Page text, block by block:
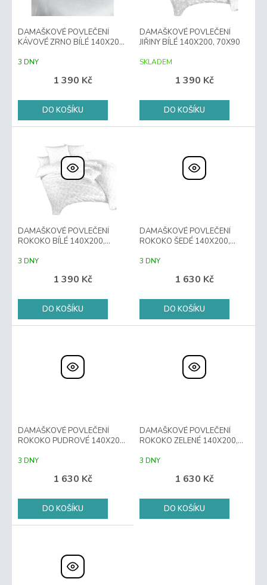
o
d
u
ů
DAMAŠKOVÉ POVLEČENÍ
KÁVOVÉ ZRNO BÍLÉ 140X200,
3 DNY
1 390 Kč
DO KOŠÍKU
DAMAŠKOVÉ POVLEČENÍ
JIŘINY BÍLÉ 140X200, 70X90
SKLADEM
1 390 Kč
DO KOŠÍKU
DAMAŠKOVÉ POVLEČENÍ
ROKOKO BÍLÉ 140X200,
3 DNY
1 390 Kč
DO KOŠÍKU
DAMAŠKOVÉ POVLEČENÍ
ROKOKO ŠEDÉ 140X200,
3 DNY
1 630 Kč
DO KOŠÍKU
DAMAŠKOVÉ POVLEČENÍ
ROKOKO PUDROVÉ 140X200,
3 DNY
1 630 Kč
DO KOŠÍKU
DAMAŠKOVÉ POVLEČENÍ
ROKOKO ZELENÉ 140X200,
3 DNY
1 630 Kč
DO KOŠÍKU